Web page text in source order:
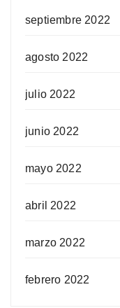
septiembre 2022
agosto 2022
julio 2022
junio 2022
mayo 2022
abril 2022
marzo 2022
febrero 2022